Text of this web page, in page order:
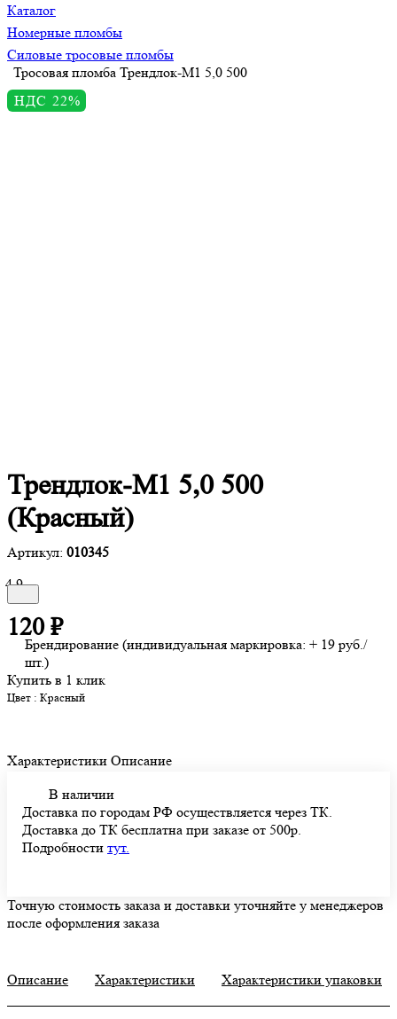
Каталог
Номерные пломбы
Силовые тросовые пломбы
Тросовая пломба Трендлок-М1 5,0 500
НДС 22%
Трендлок-М1 5,0 500
(Красный)
Артикул: 010345
4.9
120 ₽
Брендирование (индивидуальная маркировка: + 19 руб./
шт.)
Купить в 1 клик
Цвет : Красный
Характеристики Описание
В наличии
Доставка по городам РФ осуществляется через ТК.
Доставка до ТК бесплатна при заказе от 500р.
Подробности тут.
Точную стоимость заказа и доставки уточняйте у менеджеров
после оформления заказа
Описание Характеристики Характеристики упаковки